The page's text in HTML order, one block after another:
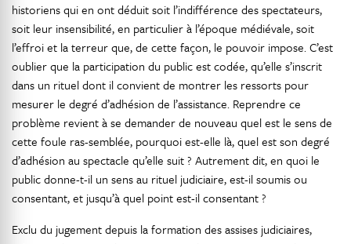
historiens qui en ont déduit soit l’indifférence des spectateurs,
soit leur insensibilité, en particulier à l’époque médiévale, soit
l’effroi et la terreur que, de cette façon, le pouvoir impose. C’est
oublier que la participation du public est codée, qu’elle s’inscrit
dans un rituel dont il convient de montrer les ressorts pour
mesurer le degré d’adhésion de l’assistance. Reprendre ce
problème revient à se demander de nouveau quel est le sens de
cette foule ras-semblée, pourquoi est-elle là, quel est son degré
d’adhésion au spectacle qu’elle suit ? Autrement dit, en quoi le
public donne-t-il un sens au rituel judiciaire, est-il soumis ou
consentant, et jusqu’à quel point est-il consentant ?
Exclu du jugement depuis la formation des assises judiciaires,